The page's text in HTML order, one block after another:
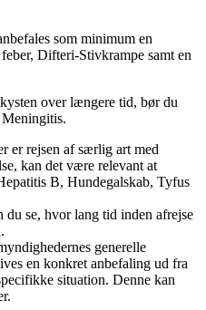
som minimum en
Difteri-Stivkrampe samt en
over længere tid, bør du
er rejsen af særlig art med
kan det være relevant at
B, Hundegalskab, Tyfus
se, hvor lang tid inden afrejse
generelle
en konkret anbefaling ud fra
situation. Denne kan